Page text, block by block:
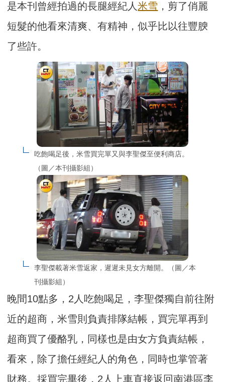
是本刊曾經拍過的長腿經紀人米雪 ，剪了俏麗
短髮的他看來清爽、有精神，似乎比以往豐腴
了些許。
吃飽喝足後，米雪買完單又與李聖傑至便利商店。
（圖／本刊攝影組）
李聖傑載著米雪返家，遲遲未見女方離開。（圖／本
刊攝影組）
晚間10點多，2人吃飽喝足，李聖傑獨自前往附
近的超商，米雪則負責排隊結帳，買完單再到
超商買了優酪乳，同樣也是由女方負責結帳，
看來，除了擔任經紀人的角色，同時也掌管著
財務。採買完畢後，2人上車直接返回南港區李